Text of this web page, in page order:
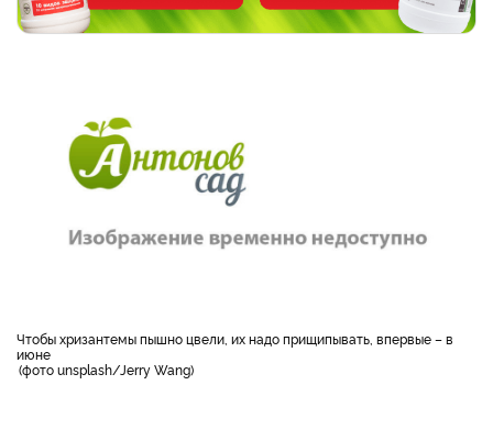
Чтобы хризантемы пышно цвели, их надо прищипывать, впервые – в
июне
фото unsplash/Jerry Wang